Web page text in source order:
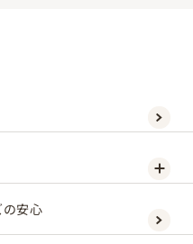
安心